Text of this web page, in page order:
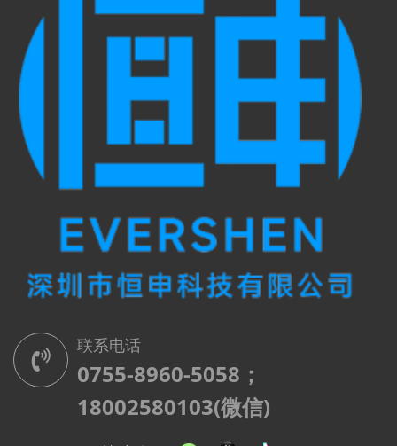
联系电话
0755-8960-5058；
18002580103(微信)